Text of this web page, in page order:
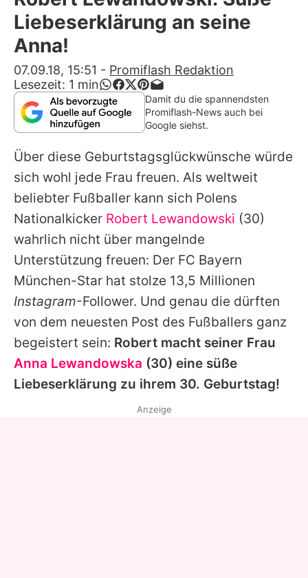
Alle Themen auf Promiflash
Jobs
App runterladen
Team
Redaktionelle Richtlinien
Impressum
Datenschutzerklärung
Nutzungsbedingungen
Utiq verwalten
Liebeserklärung an seine
Anna!
07.09.18, 15:51 - Promiflash Redaktion
Lesezeit: 1 min
Damit du die spannendsten
Promiflash-News auch bei
Google siehst.
Über diese Geburtstagsglückwünsche würde
sich wohl jede Frau freuen. Als weltweit
beliebter Fußballer kann sich Polens
Nationalkicker Robert Lewandowski (30)
wahrlich nicht über mangelnde
Unterstützung freuen: Der FC Bayern
München-Star hat stolze 13,5 Millionen
Instagram-Follower. Und genau die dürften
von dem neuesten Post des Fußballers ganz
begeistert sein: Robert macht seiner Frau
Anna Lewandowska (30) eine süße
Liebeserklärung zu ihrem 30. Geburtstag!
Anzeige